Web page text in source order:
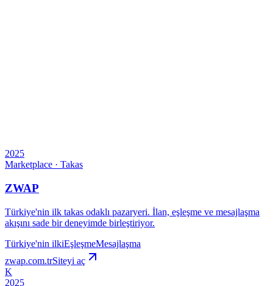
2025
Marketplace · Takas
ZWAP
Türkiye'nin ilk takas odaklı pazaryeri. İlan, eşleşme ve mesajlaşma
akışını sade bir deneyimde birleştiriyor.
Türkiye'nin ilkiEşleşmeMesajlaşma
zwap.com.trSiteyi aç
K
2025